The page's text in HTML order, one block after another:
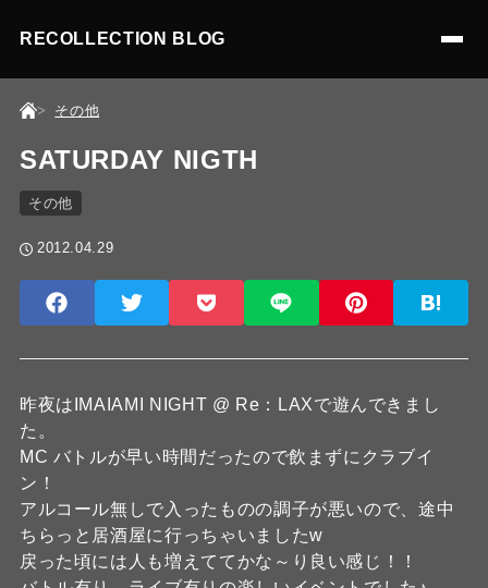
RECOLLECTION BLOG
その他
SATURDAY NIGTH
その他
2012.04.29
昨夜はIMAIAMI NIGHT @ Re：LAXで遊んできまし
た。
MC バトルが早い時間だったので飲まずにクラブイ
ン！
アルコール無しで入ったものの調子が悪いので、途中
ちらっと居酒屋に行っちゃいましたw
戻った頃には人も増えててかな～り良い感じ！！